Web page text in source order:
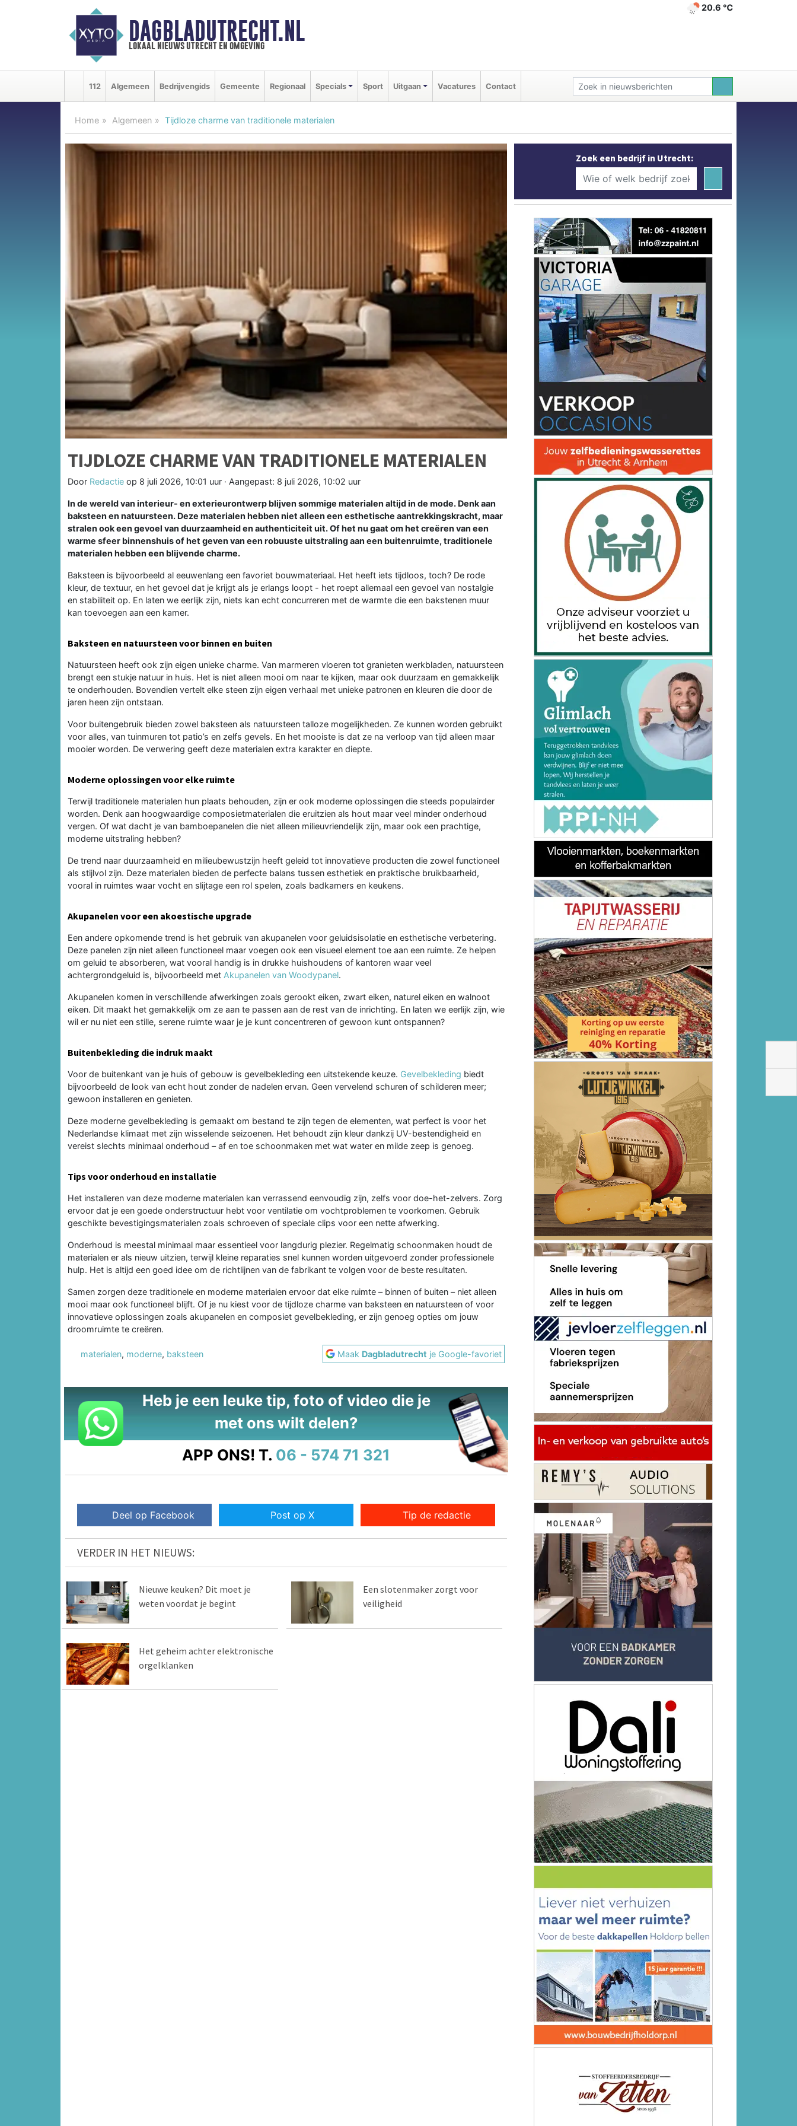
DAGBLADUTRECHT.NL
lokaal nieuws utrecht en omgeving
20.6 ℃
112 Algemeen Bedrijvengids Gemeente Regionaal Specials Sport Uitgaan Vacatures Contact
Home Algemeen Tijdloze charme van traditionele materialen
TIJDLOZE CHARME VAN TRADITIONELE MATERIALEN
Door Redactie op 8 juli 2026, 10:01 uur · Aangepast: 8 juli 2026, 10:02 uur
In de wereld van interieur- en exterieurontwerp blijven sommige materialen altijd in de mode. Denk aan
baksteen en natuursteen. Deze materialen hebben niet alleen een esthetische aantrekkingskracht, maar
stralen ook een gevoel van duurzaamheid en authenticiteit uit. Of het nu gaat om het creëren van een
warme sfeer binnenshuis of het geven van een robuuste uitstraling aan een buitenruimte, traditionele
materialen hebben een blijvende charme.
Baksteen is bijvoorbeeld al eeuwenlang een favoriet bouwmateriaal. Het heeft iets tijdloos, toch? De rode
kleur, de textuur, en het gevoel dat je krijgt als je erlangs loopt - het roept allemaal een gevoel van nostalgie
en stabiliteit op. En laten we eerlijk zijn, niets kan echt concurreren met de warmte die een bakstenen muur
kan toevoegen aan een kamer.
Baksteen en natuursteen voor binnen en buiten
Natuursteen heeft ook zijn eigen unieke charme. Van marmeren vloeren tot granieten werkbladen, natuursteen
brengt een stukje natuur in huis. Het is niet alleen mooi om naar te kijken, maar ook duurzaam en gemakkelijk
te onderhouden. Bovendien vertelt elke steen zijn eigen verhaal met unieke patronen en kleuren die door de
jaren heen zijn ontstaan.
Voor buitengebruik bieden zowel baksteen als natuursteen talloze mogelijkheden. Ze kunnen worden gebruikt
voor alles, van tuinmuren tot patio’s en zelfs gevels. En het mooiste is dat ze na verloop van tijd alleen maar
mooier worden. De verwering geeft deze materialen extra karakter en diepte.
Moderne oplossingen voor elke ruimte
Terwijl traditionele materialen hun plaats behouden, zijn er ook moderne oplossingen die steeds populairder
worden. Denk aan hoogwaardige composietmaterialen die eruitzien als hout maar veel minder onderhoud
vergen. Of wat dacht je van bamboepanelen die niet alleen milieuvriendelijk zijn, maar ook een prachtige,
moderne uitstraling hebben?
De trend naar duurzaamheid en milieubewustzijn heeft geleid tot innovatieve producten die zowel functioneel
als stijlvol zijn. Deze materialen bieden de perfecte balans tussen esthetiek en praktische bruikbaarheid,
vooral in ruimtes waar vocht en slijtage een rol spelen, zoals badkamers en keukens.
Akupanelen voor een akoestische upgrade
Een andere opkomende trend is het gebruik van akupanelen voor geluidsisolatie en esthetische verbetering.
Deze panelen zijn niet alleen functioneel maar voegen ook een visueel element toe aan een ruimte. Ze helpen
om geluid te absorberen, wat vooral handig is in drukke huishoudens of kantoren waar veel
achtergrondgeluid is, bijvoorbeeld met Akupanelen van Woodypanel.
Akupanelen komen in verschillende afwerkingen zoals gerookt eiken, zwart eiken, naturel eiken en walnoot
eiken. Dit maakt het gemakkelijk om ze aan te passen aan de rest van de inrichting. En laten we eerlijk zijn, wie
wil er nu niet een stille, serene ruimte waar je je kunt concentreren of gewoon kunt ontspannen?
Buitenbekleding die indruk maakt
Voor de buitenkant van je huis of gebouw is gevelbekleding een uitstekende keuze. Gevelbekleding biedt
bijvoorbeeld de look van echt hout zonder de nadelen ervan. Geen vervelend schuren of schilderen meer;
gewoon installeren en genieten.
Deze moderne gevelbekleding is gemaakt om bestand te zijn tegen de elementen, wat perfect is voor het
Nederlandse klimaat met zijn wisselende seizoenen. Het behoudt zijn kleur dankzij UV-bestendigheid en
vereist slechts minimaal onderhoud – af en toe schoonmaken met wat water en milde zeep is genoeg.
Tips voor onderhoud en installatie
Het installeren van deze moderne materialen kan verrassend eenvoudig zijn, zelfs voor doe-het-zelvers. Zorg
ervoor dat je een goede onderstructuur hebt voor ventilatie om vochtproblemen te voorkomen. Gebruik
geschikte bevestigingsmaterialen zoals schroeven of speciale clips voor een nette afwerking.
Onderhoud is meestal minimaal maar essentieel voor langdurig plezier. Regelmatig schoonmaken houdt de
materialen er als nieuw uitzien, terwijl kleine reparaties snel kunnen worden uitgevoerd zonder professionele
hulp. Het is altijd een goed idee om de richtlijnen van de fabrikant te volgen voor de beste resultaten.
Samen zorgen deze traditionele en moderne materialen ervoor dat elke ruimte – binnen of buiten – niet alleen
mooi maar ook functioneel blijft. Of je nu kiest voor de tijdloze charme van baksteen en natuursteen of voor
innovatieve oplossingen zoals akupanelen en composiet gevelbekleding, er zijn genoeg opties om jouw
droomruimte te creëren.
materialen, moderne, baksteen Maak Dagbladutrecht je Google-favoriet
Heb je een leuke tip, foto of video die je
met ons wilt delen?
APP ONS! T. 06 - 574 71 321
Deel op Facebook Post op X Tip de redactie
VERDER IN HET NIEUWS:
Nieuwe keuken? Dit moet je
weten voordat je begint
Een slotenmaker zorgt voor
veiligheid
Het geheim achter elektronische
orgelklanken
Zoek een bedrijf in Utrecht: